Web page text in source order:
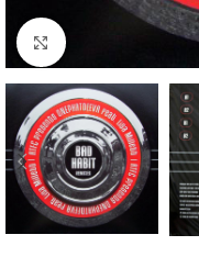
Click to enlarge